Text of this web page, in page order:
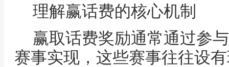
理解赢话费的核心机制
赢取话费奖励通常通过参
赛事实现，这些赛事往往设